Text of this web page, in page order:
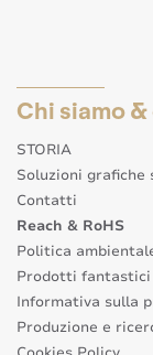
Chi siamo
STORIA
Soluzioni grafiche
Contatti
Reach & RoHS
Politica
Prodotti fantastici
Informativa sulla
Produzione e